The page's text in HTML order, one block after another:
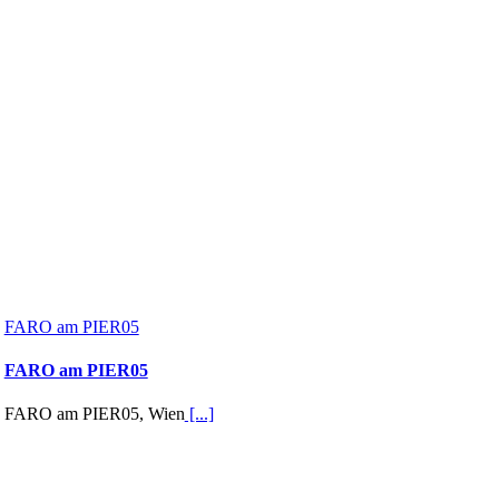
FARO am PIER05
FARO am PIER05
FARO am PIER05, Wien [...]